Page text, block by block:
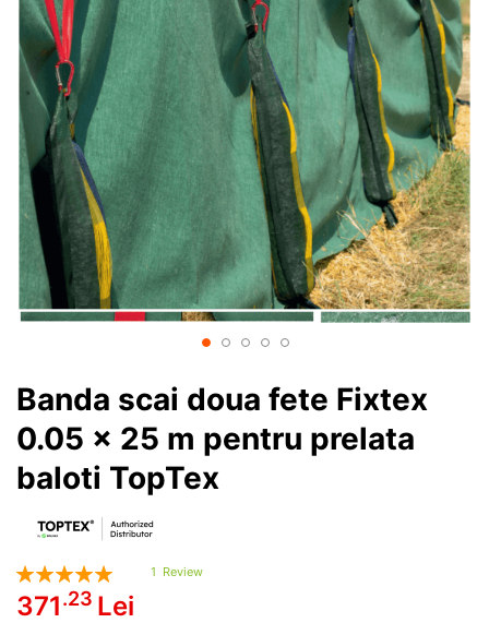
Banda scai doua fete Fixtex
0.05 x 25 m pentru prelata
baloti TopTex
Rating:
100
% of100
1 Review
371.23 Lei